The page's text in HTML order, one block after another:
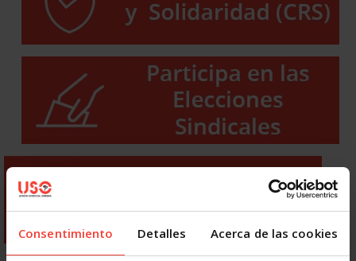
Consentimiento Detalles Acerca de las cookies